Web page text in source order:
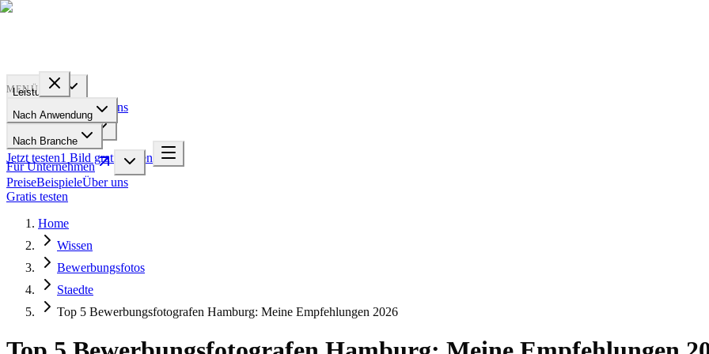
Leistungen
Über uns
Für Unternehmen
Jetzt testen1 Bild gratis testen
MENÜ
Nach Anwendung
Nach Branche
Für Unternehmen
PreiseBeispieleÜber uns
Gratis testen
Home
Wissen
Bewerbungsfotos
Staedte
Top 5 Bewerbungsfotografen Hamburg: Meine Empfehlungen 2026